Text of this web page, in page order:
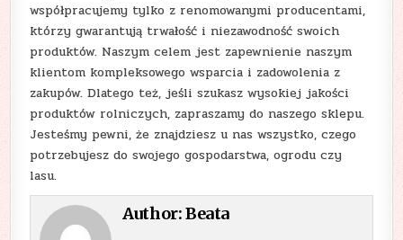
współpracujemy tylko z renomowanymi producentami,
którzy gwarantują trwałość i niezawodność swoich
produktów. Naszym celem jest zapewnienie naszym
klientom kompleksowego wsparcia i zadowolenia z
zakupów. Dlatego też, jeśli szukasz wysokiej jakości
produktów rolniczych, zapraszamy do naszego sklepu.
Jesteśmy pewni, że znajdziesz u nas wszystko, czego
potrzebujesz do swojego gospodarstwa, ogrodu czy
lasu.
Author:Beata